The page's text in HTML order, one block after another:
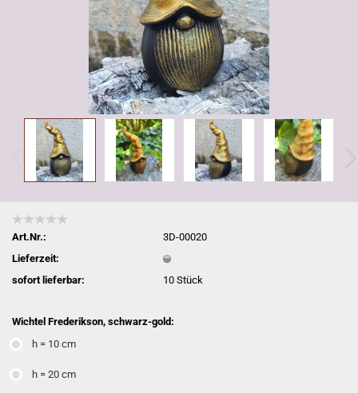
Art.Nr.:
3D-00020
Lieferzeit:
sofort lieferbar:
10Stück
Wichtel Frederikson, schwarz-gold:
h = 10 cm
h = 20 cm